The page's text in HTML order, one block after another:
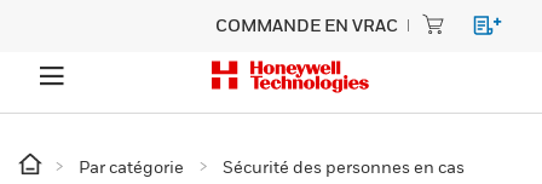
COMMANDE EN VRAC
Par catégorie
Sécurité des personnes en cas